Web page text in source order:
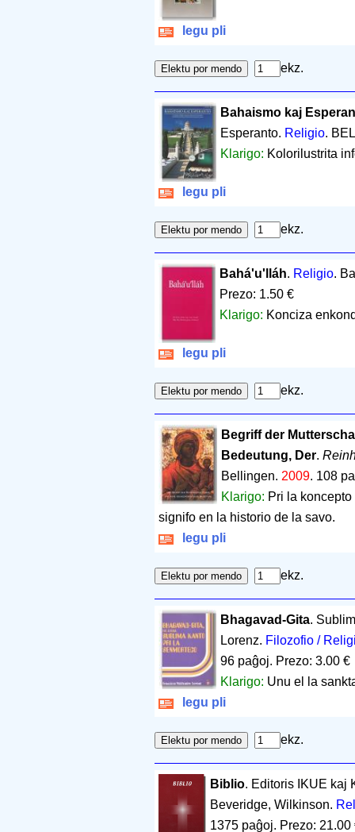
legu pli
ekz.
Bahaismo kaj
Esperanto. Religio.
Klarigo: Kolorilustrita
legu pli
ekz.
Bahá'u'lláh. Religio.
Prezo: 1.50 €
Klarigo: Konciza
legu pli
ekz.
Begriff der
Bedeutung, Der.
Bellingen. 2009. 108
Klarigo: Pri la
signifo en la historio de la savo.
legu pli
ekz.
Bhagavad-Gita.
Lorenz. Filozofio /
96 paĝoj. Prezo: 3.00 €
Klarigo: Unu el la
legu pli
ekz.
Biblio. Editoris IKUE kaj
Beveridge, Wilkinson.
1375 paĝoj. Prezo: 21.00